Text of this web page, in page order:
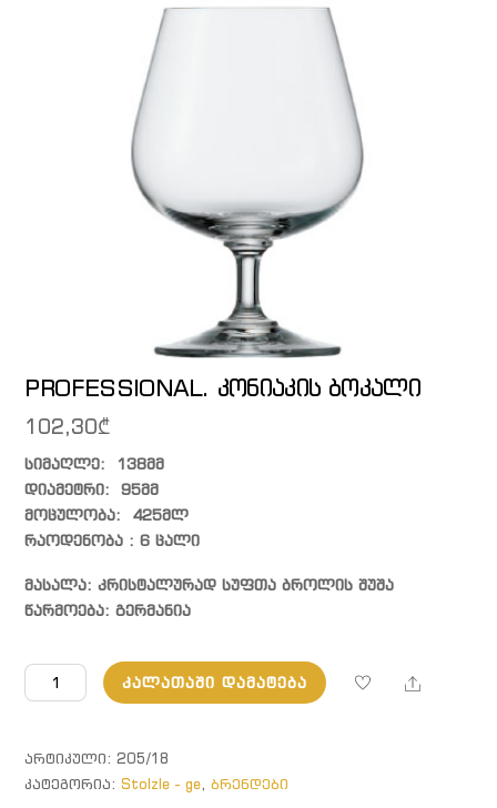
PROFESSIONAL. კონიაკის ბოკალი
102,30₾
სიმაღლე: 138მმ
დიამეტრი: 95მმ
მოცულობა: 425მლ
რაოდენობა : 6 ცალი
მასალა: კრისტალურად სუფთა ბროლის შუშა
წარმოება: გერმანია
რაოდენობა:
PROFESSIONAL.
ბოკალი
ᲙᲐᲚᲐᲗᲐᲨᲘ ᲓᲐᲛᲐᲢᲔᲑᲐ Share
ᲐᲠᲢᲘᲙᲣᲚᲘ:205/18
ᲙᲐᲢᲔᲒᲝᲠᲘᲐ:Stolzle - ge,ბრენდები